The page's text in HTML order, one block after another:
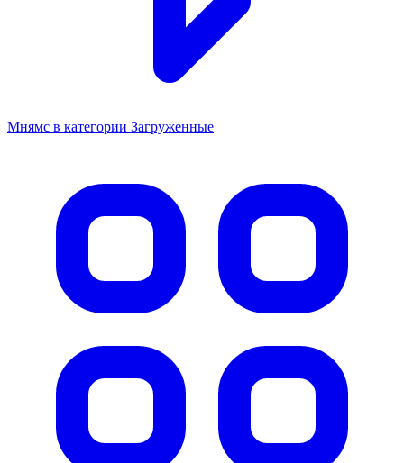
Мнямс в категории Загруженные